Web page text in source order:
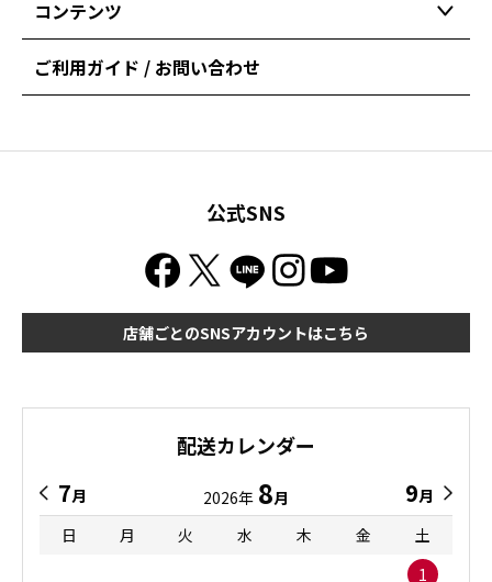
コンテンツ
ご利用ガイド / お問い合わせ
公式SNS
店舗ごとのSNSアカウントはこちら
配送カレンダー
7月 2026年 8月 9月
日
月 火 水 木 金
土
1